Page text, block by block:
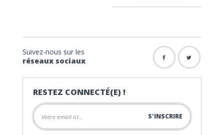
Suivez-nous sur les
réseaux sociaux
RESTEZ CONNECTÉ(E) !